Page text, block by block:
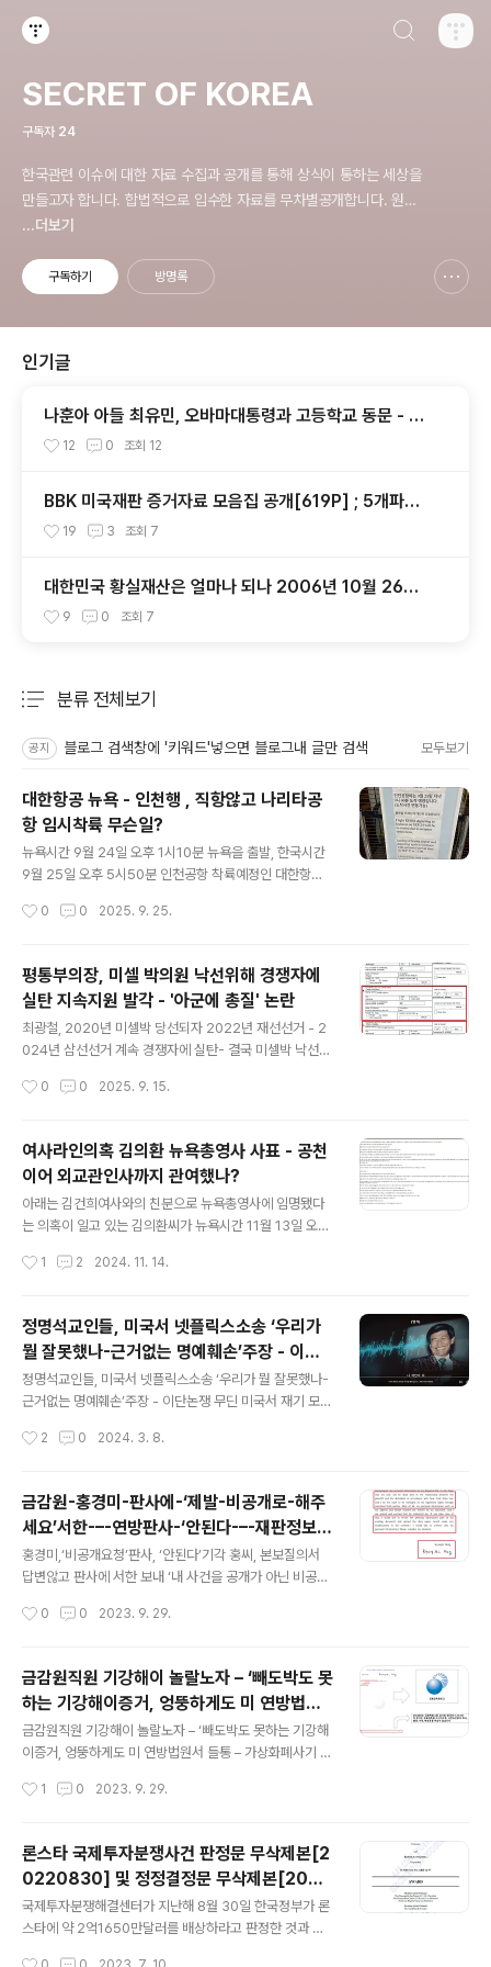
SECRET OF KOREA
구독자 24
한국관련 이슈에 대한 자료 수집과 공개를 통해 상식이 통하는 세상을
만들고자 합니다. 합법적으로 입수한 자료를 무차별공개합니다. 원칙
은 'NO EVIDENCE,NO STORY', 다운로드 www.docstoc.com/
리더나 RSS로!!
...더보기
구독하기 방명록
인기글
나훈아 아들 최유민, 오바마대통령과 고등학교 동문 - 하
와이 푸나호우사립학교 동문
12 0 조회 12
BBK 미국재판 증거자료 모음집 공개[619P] ; 5개파일
- 다운로드가능
19 3 조회 7
대한민국 황실재산은 얼마나 되나 2006년 10월 26일
주간동아
9 0 조회 7
분류 전체보기
공지 블로그 검색창에 '키워드'넣으면 블로그내 글만 검색 모두보기
대한항공 뉴욕 - 인천행 , 직항않고 나리타공
항 임시착륙 무슨일?
뉴욕시간 9월 24일 오후 1시10분 뉴욕을 출발, 한국시간
9월 25일 오후 5시50분 인천공항 착륙예정인 대한항공
것으로 확인됐습니다, 대한항공은은 오늘 낮 JFK공항 출
제한의 영향으로 우회항로를 사용, 일본 나리타공항에 임
시착륙한뒤 다시 인천으로 재운항할 것'이라고 밝혔습니
다.이에 따라 오후 5시50분 인천공항 도착예정이던 KE0
82는 3시간여 지연된 오후 9시 도착예정이라고 밝혔으며,
특히 도착시간이 변동될 수 있다고 설명했습니다.대한항공
하며, 우회항로 사용이유가 무엇이냐고 물었으나, 대한항
0 0 2025. 9. 25.
평통부의장, 미셀 박의원 낙선위해 경쟁자에
실탄 지속지원 발각 - '아군에 총질' 논란
최광철, 2020년 미셀박 당선되자 2022년 재선선거 - 2
024년 삼선선거 계속 경쟁자에 실탄- 결국 미셀박 낙선최
위해 2900달러 지원 - 2900달러는 개인최대 지원액최
위해 2900달러 지원 - 2900달러는 개인최대 지원액최
광철은 2022년 민주평통 미주부의장 및 KAPAC대표 -
최규선은 KAPAC 이사장최광철, 2024년 10월 4일 미셀
박의원 경쟁자 데릭 트란 당선위해 1000달러 지원최광철,
2024년 10월 13일 미셀 박의원 경쟁자 데릭 트란 당선위
경쟁자 트란 당선위해 트란빅토리펀드에 5백달러 ..
0 0 2025. 9. 15.
여사라인의혹 김의환 뉴욕총영사 사표 - 공천
이어 외교관인사까지 관여했나?
아래는 김건희여사와의 친분으로 뉴욕총영사에 임명됐다
는 의혹이 일고 있는 김의환씨가 뉴욕시간 11월 13일 오후
는 성향이 강하다는 평가를 받고 있는 분입니다, 아래는 김
--- ☆ 근거 없는 민주당 비난에 대한 총영사 입장 ☆ 국
회 외통위 소속 야당의원이 국정감사 기간중에 지속적으
로 총영사 해임, 직위해제를 떠들어대고 국정감사가 종료
된 이후에도 총영사를 공격하고 있다. 그동안 총영사에 대
한 민주당의 악랄한 공격에 대응하지 않았다. 일고의 가치
부는 물론 우리 정부도 부담이 될 것이다. 동포사회도 불안
1 2 2024. 11. 14.
정명석교인들, 미국서 넷플릭스소송 ‘우리가
뭘 잘못했나-근거없는 명예훼손’주장 - 이단
논쟁 무딘 미국서 재기 모색하나
정명석교인들, 미국서 넷플릭스소송 ‘우리가 뭘 잘못했나-
근거없는 명예훼손’주장 - 이단논쟁 무딘 미국서 재기 모색
2 0 2024. 3. 8.
금감원-홍경미-판사에-‘제발-비공개로-해주
세요’서한-–-연방판사-‘안된다-–-재판정보접
근-수정헌법-1조의-권리’-기각
홍경미,‘비공개요청’판사, ‘안된다’기각 홍씨, 본보질의서
답변않고 판사에 서한 보내 ‘내 사건을 공개가 아닌 비공개
판사,‘재판정보접근권은 수정헌법1조의 권리’ ‘기자는 연방
소송장은 당사자 공개’ ‘가상화폐사기는 홍씨가 언급했듯
공익적 사건’ ‘소송장 공개때 이익이 비공개이익보다 더 크
다’ ‘소송뒤 9주동안 가만있다 기자연락뒤 비공개요청’ ‘선
데이저널 대 홍경미케이스’수정헌법1조재확인 ‘재판정보
접근권 재확인’두고두고 인용- 회자될듯 상세기사 http
개로 해주세요’서한 – 연방판사, ‘안된다 – 재판정보접근 수
0 0 2023. 9. 29.
금감원직원 기강해이 놀랄노자 – ‘빼도박도 못
하는 기강해이증거, 엉뚱하게도 미 연방법원
서 들통 – 가상화폐사기 연방 법원 소송장 보
니 금감원 컴퓨터서 출력 – 개인 소송장에 ‘금
감..
금감원직원 기강해이 놀랄노자 – ‘빼도박도 못하는 기강해
이증거, 엉뚱하게도 미 연방법원서 들통 – 가상화폐사기 연
에 ‘금감원 로고’ 워터마크 – ‘이문서 는 금감원자산입니다’
동일이름의 인물, 문서에 적힌 금감원 부서 근무 – 소송원
고, ‘금감원직원이냐’본보 질문에 답변않고 엄포 – 정부부
처 및 공기업 및 공공기관 전면 보안전점 절실 - 뉴욕남부
연방 법원[사건번호 SDNY – 1:23-CV-5500-UA] http
s://buly.kr/Csfxw33 금감원직원 기강해이 놀랄노자 -
1 0 2023. 9. 29.
론스타 국제투자분쟁사건 판정문 무삭제본[2
0220830] 및 정정결정문 무삭제본[2023
0508] 공개
국제투자분쟁해결센터가 지난해 8월 30일 한국정부가 론
스타에 약 2억1650만달러를 배상하라고 판정한 것과 관